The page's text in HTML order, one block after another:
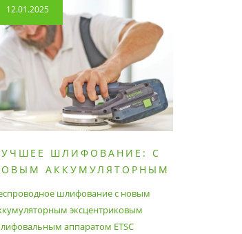
12.01.2025
ШЛИФОВАНИЕ: С
АККУМУЛЯТОРНЫМ
ETSC2
шлифование с новым
эксцентриковым
аппаратом ETSC